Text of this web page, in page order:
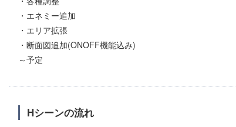
・エネミー追加
・エリア拡張
・断面図追加(ONOFF機能込み)
～予定
Hシーンの流れ